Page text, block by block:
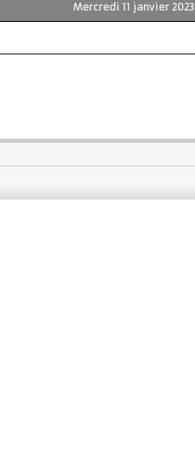
Mercredi 11 janvier 2023